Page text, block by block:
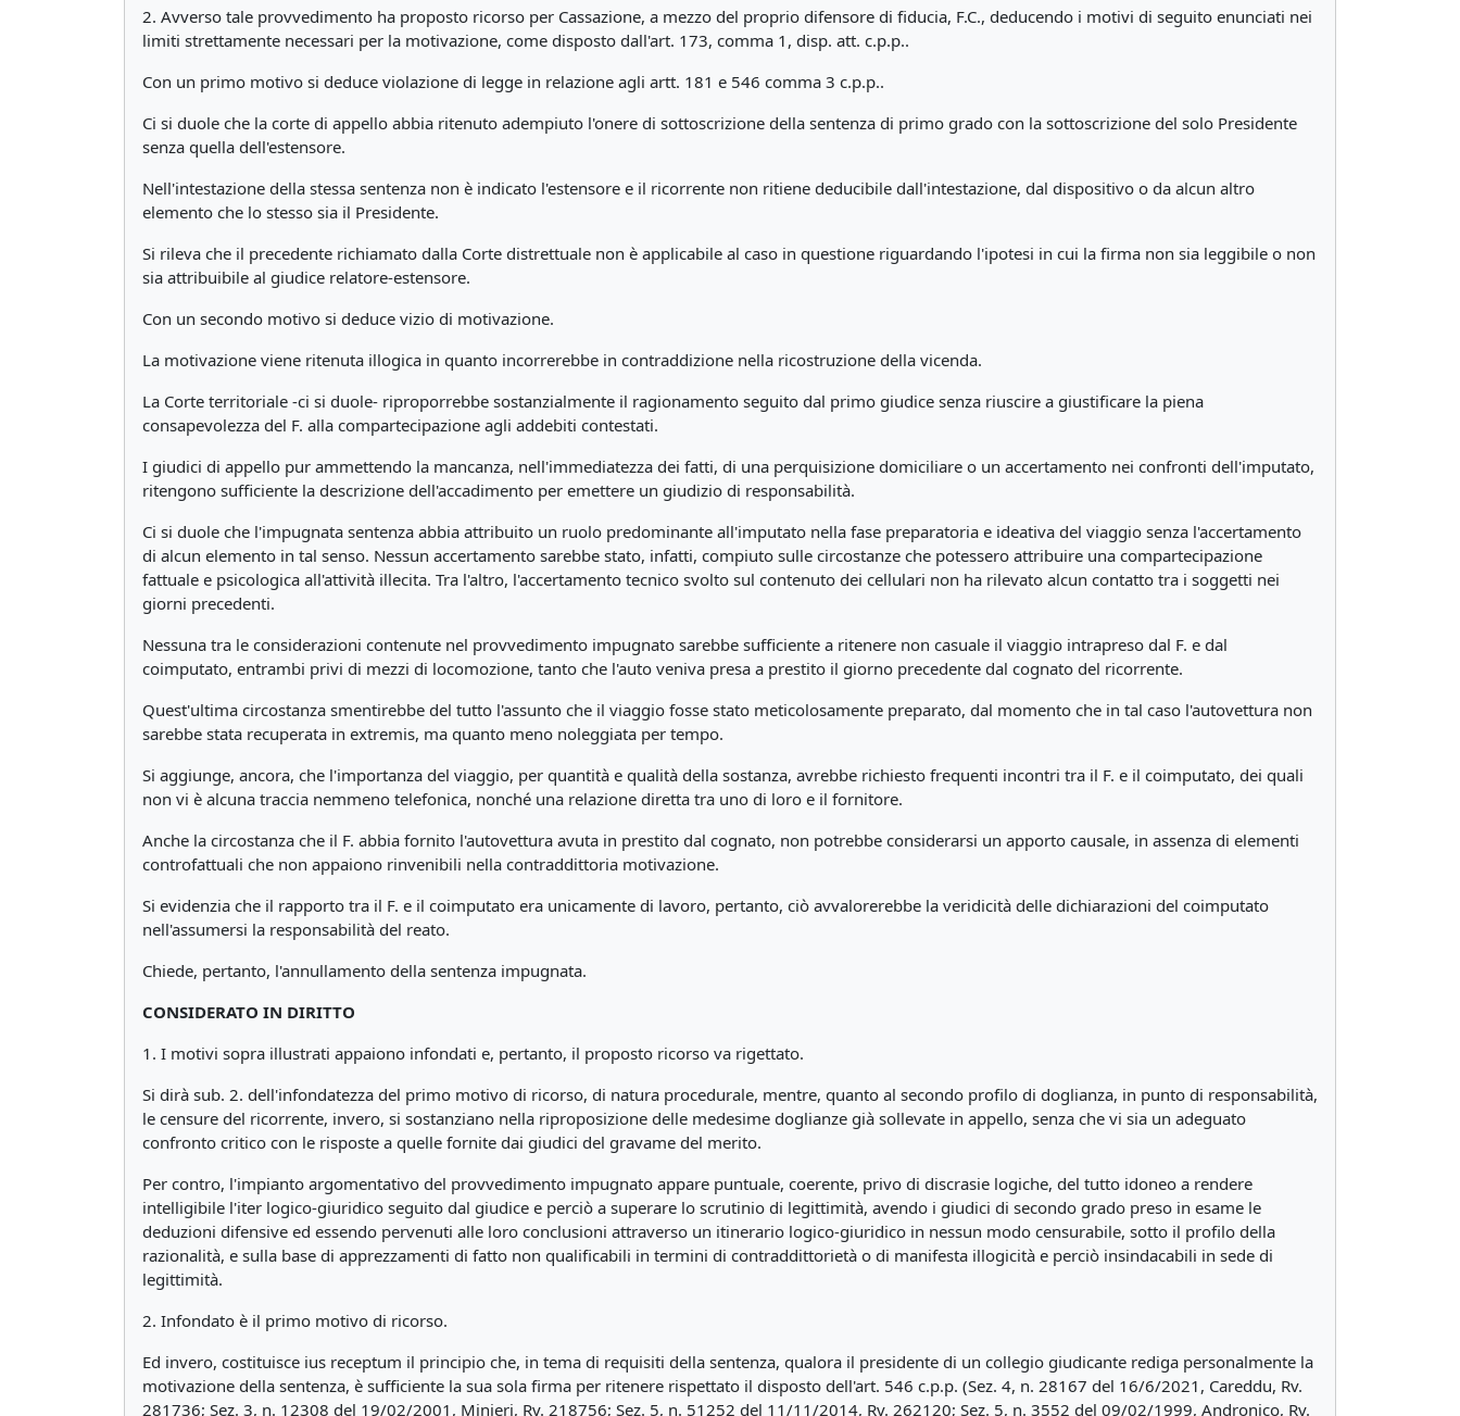
2. Avverso tale provvedimento ha proposto ricorso per Cassazione, a mezzo del proprio difensore di fiducia, F.C., deducendo i motivi di seguito enunciati nei
limiti strettamente necessari per la motivazione, come disposto dall'art. 173, comma 1, disp. att. c.p.p..
Con un primo motivo si deduce violazione di legge in relazione agli artt. 181 e 546 comma 3 c.p.p..
Ci si duole che la corte di appello abbia ritenuto adempiuto l'onere di sottoscrizione della sentenza di primo grado con la sottoscrizione del solo Presidente
senza quella dell'estensore.
Nell'intestazione della stessa sentenza non è indicato l'estensore e il ricorrente non ritiene deducibile dall'intestazione, dal dispositivo o da alcun altro
elemento che lo stesso sia il Presidente.
Si rileva che il precedente richiamato dalla Corte distrettuale non è applicabile al caso in questione riguardando l'ipotesi in cui la firma non sia leggibile o non
sia attribuibile al giudice relatore-estensore.
Con un secondo motivo si deduce vizio di motivazione.
La motivazione viene ritenuta illogica in quanto incorrerebbe in contraddizione nella ricostruzione della vicenda.
La Corte territoriale -ci si duole- riproporrebbe sostanzialmente il ragionamento seguito dal primo giudice senza riuscire a giustificare la piena
consapevolezza del F. alla compartecipazione agli addebiti contestati.
I giudici di appello pur ammettendo la mancanza, nell'immediatezza dei fatti, di una perquisizione domiciliare o un accertamento nei confronti dell'imputato,
ritengono sufficiente la descrizione dell'accadimento per emettere un giudizio di responsabilità.
Ci si duole che l'impugnata sentenza abbia attribuito un ruolo predominante all'imputato nella fase preparatoria e ideativa del viaggio senza l'accertamento
di alcun elemento in tal senso. Nessun accertamento sarebbe stato, infatti, compiuto sulle circostanze che potessero attribuire una compartecipazione
fattuale e psicologica all'attività illecita. Tra l'altro, l'accertamento tecnico svolto sul contenuto dei cellulari non ha rilevato alcun contatto tra i soggetti nei
giorni precedenti.
Nessuna tra le considerazioni contenute nel provvedimento impugnato sarebbe sufficiente a ritenere non casuale il viaggio intrapreso dal F. e dal
coimputato, entrambi privi di mezzi di locomozione, tanto che l'auto veniva presa a prestito il giorno precedente dal cognato del ricorrente.
Quest'ultima circostanza smentirebbe del tutto l'assunto che il viaggio fosse stato meticolosamente preparato, dal momento che in tal caso l'autovettura non
sarebbe stata recuperata in extremis, ma quanto meno noleggiata per tempo.
Si aggiunge, ancora, che l'importanza del viaggio, per quantità e qualità della sostanza, avrebbe richiesto frequenti incontri tra il F. e il coimputato, dei quali
non vi è alcuna traccia nemmeno telefonica, nonché una relazione diretta tra uno di loro e il fornitore.
Anche la circostanza che il F. abbia fornito l'autovettura avuta in prestito dal cognato, non potrebbe considerarsi un apporto causale, in assenza di elementi
controfattuali che non appaiono rinvenibili nella contraddittoria motivazione.
Si evidenzia che il rapporto tra il F. e il coimputato era unicamente di lavoro, pertanto, ciò avvalorerebbe la veridicità delle dichiarazioni del coimputato
nell'assumersi la responsabilità del reato.
Chiede, pertanto, l'annullamento della sentenza impugnata.
CONSIDERATO IN DIRITTO
1. I motivi sopra illustrati appaiono infondati e, pertanto, il proposto ricorso va rigettato.
Si dirà sub. 2. dell'infondatezza del primo motivo di ricorso, di natura procedurale, mentre, quanto al secondo profilo di doglianza, in punto di responsabilità,
le censure del ricorrente, invero, si sostanziano nella riproposizione delle medesime doglianze già sollevate in appello, senza che vi sia un adeguato
confronto critico con le risposte a quelle fornite dai giudici del gravame del merito.
Per contro, l'impianto argomentativo del provvedimento impugnato appare puntuale, coerente, privo di discrasie logiche, del tutto idoneo a rendere
intelligibile l'iter logico-giuridico seguito dal giudice e perciò a superare lo scrutinio di legittimità, avendo i giudici di secondo grado preso in esame le
deduzioni difensive ed essendo pervenuti alle loro conclusioni attraverso un itinerario logico-giuridico in nessun modo censurabile, sotto il profilo della
razionalità, e sulla base di apprezzamenti di fatto non qualificabili in termini di contraddittorietà o di manifesta illogicità e perciò insindacabili in sede di
legittimità.
2. Infondato è il primo motivo di ricorso.
Ed invero, costituisce ius receptum il principio che, in tema di requisiti della sentenza, qualora il presidente di un collegio giudicante rediga personalmente la
motivazione della sentenza, è sufficiente la sua sola firma per ritenere rispettato il disposto dell'art. 546 c.p.p. (Sez. 4, n. 28167 del 16/6/2021, Careddu, Rv.
281736; Sez. 3, n. 12308 del 19/02/2001, Minieri, Rv. 218756; Sez. 5, n. 51252 del 11/11/2014, Rv. 262120; Sez. 5, n. 3552 del 09/02/1999, Andronico, Rv.